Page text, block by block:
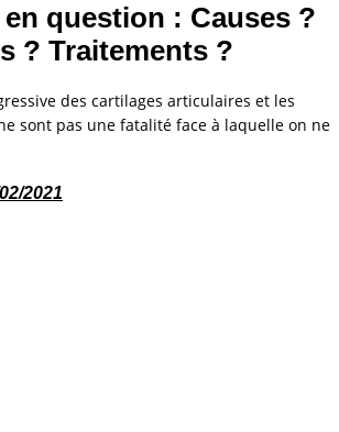
en question : Causes ?
? Traitements ?
des cartilages articulaires et les
sont pas une fatalité face à laquelle on ne
2021